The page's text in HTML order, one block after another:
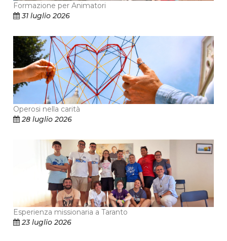
Formazione per Animatori
31 luglio 2026
Operosi nella carità
28 luglio 2026
Esperienza missionaria a Taranto
23 luglio 2026